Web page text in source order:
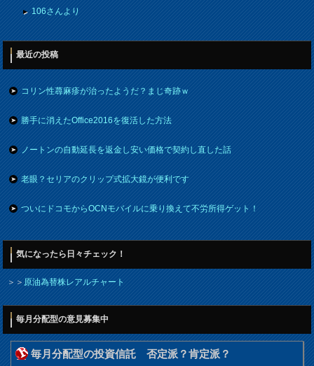
106さんより
最近の投稿
コリン性蕁麻疹が治ったようだ？まじ奇跡ｗ
勝手に消えたOffice2016を復活した方法
ノートンの自動延長を返金し安い価格で契約し直した話
老眼？セリアのクリップ式拡大鏡が便利です
ついにドコモからOCNモバイルに乗り換えて不労所得ゲット！
気になったら日々チェック！
＞＞原油為替株レアルチャート
毎月分配型の意見募集中
毎月分配型の投資信託 否定派？肯定派？